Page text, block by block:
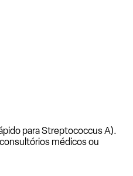
para Streptococcus A).
médicos ou